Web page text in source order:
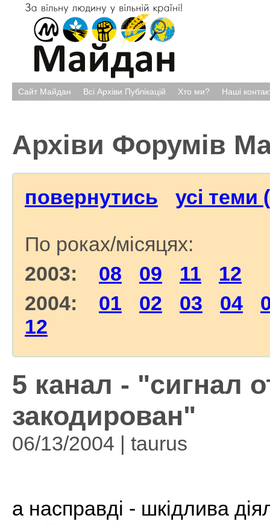
Сайт Майдан Всі Архіви Публікацій Хто ми? Наші
Архіви Форумів
повернутись усі теми
По роках/місяцях:
2003: 08 09 11
12
2004: 01 02 03 04
12
5 канал - "сигнал
закодирован"
06/13/2004 | taurus
а насправді - шкідлива